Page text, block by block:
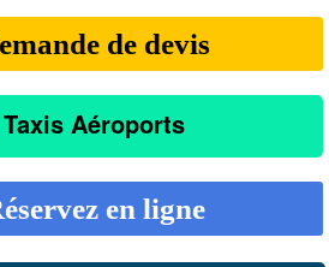
de devis
Taxis Aéroports
en ligne